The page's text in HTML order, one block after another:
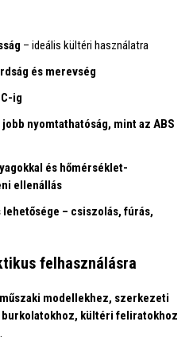
– ideális kültéri használatra
és merevség
ig
nyomtathatóság, mint az ABS
és hőmérséklet-
ellenállás
– csiszolás, fúrás,
felhasználásra
műszaki modellekhez, szerkezeti
kültéri feliratokhoz
.